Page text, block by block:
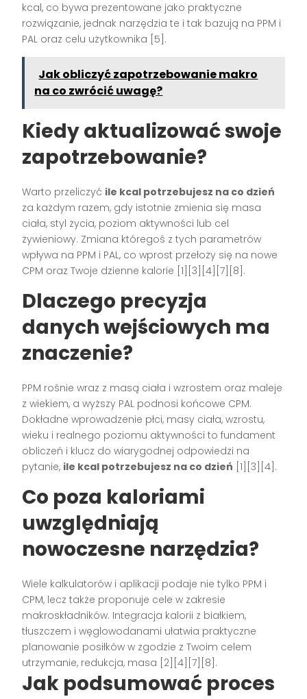
kcal, co bywa prezentowane jako praktyczne
rozwiązanie, jednak narzędzia te i tak bazują na PPM i
PAL oraz celu użytkownika [5].
Jak obliczyć zapotrzebowanie makro
na co zwrócić uwagę?
Kiedy aktualizować swoje
zapotrzebowanie?
Warto przeliczyć ile kcal potrzebujesz na co dzień
za każdym razem, gdy istotnie zmienia się masa
ciała, styl życia, poziom aktywności lub cel
żywieniowy. Zmiana któregoś z tych parametrów
wpływa na PPM i PAL, co wprost przełoży się na nowe
CPM oraz Twoje dzienne kalorie [1][3][4][7][8].
Dlaczego precyzja
danych wejściowych ma
znaczenie?
PPM rośnie wraz z masą ciała i wzrostem oraz maleje
z wiekiem, a wyższy PAL podnosi końcowe CPM.
Dokładne wprowadzenie płci, masy ciała, wzrostu,
wieku i realnego poziomu aktywności to fundament
obliczeń i klucz do wiarygodnej odpowiedzi na
pytanie, ile kcal potrzebujesz na co dzień [1][3][4].
Co poza kaloriami
uwzględniają
nowoczesne narzędzia?
Wiele kalkulatorów i aplikacji podaje nie tylko PPM i
CPM, lecz także proponuje cele w zakresie
makroskładników. Integracja kalorii z białkiem,
tłuszczem i węglowodanami ułatwia praktyczne
planowanie posiłków w zgodzie z Twoim celem
utrzymanie, redukcja, masa [2][4][7][8].
Jak podsumować proces